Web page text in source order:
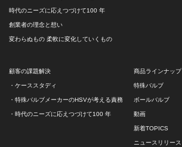
時代のニーズに応えつづけて100 年
創業者の理念と想い
変わらぬもの 柔軟に変化していくもの
顧客の課題解決
・ケーススタディ
・特殊バルブメーカーのHSVが考える責務
・時代のニーズに応えつづけて100 年
商品ラインナップ
特殊バルブ
ボールバルブ
動画
新着TOPICS
ニュースリリース